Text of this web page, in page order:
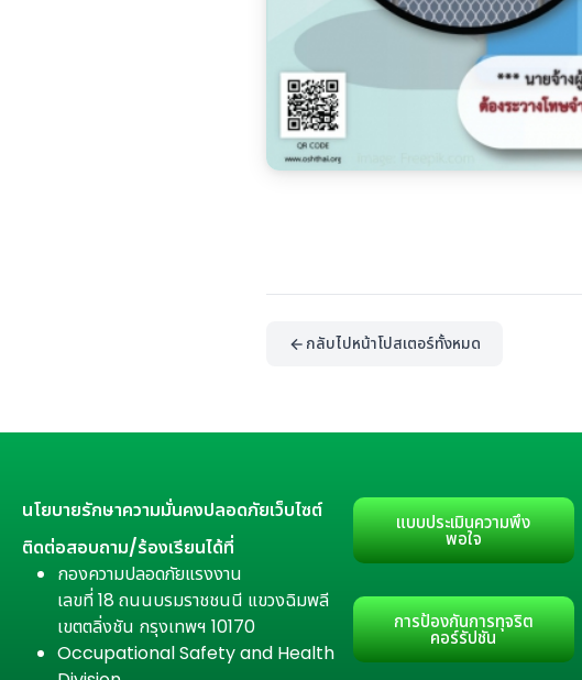
กลับไปหน้าโปสเตอร์ทั้งหมด
นโยบายรักษาความมั่นคงปลอดภัยเว็บไซต์
ติดต่อสอบถาม/ร้องเรียนได้ที่
กองความปลอดภัยแรงงาน
เลขที่ 18 ถนนบรมราชชนนี แขวงฉิมพลี
เขตตลิ่งชัน กรุงเทพฯ 10170
Occupational Safety and Health
แบบประเมินความพึง
พอใจ
การป้องกันการทุจริต
คอร์รัปชัน